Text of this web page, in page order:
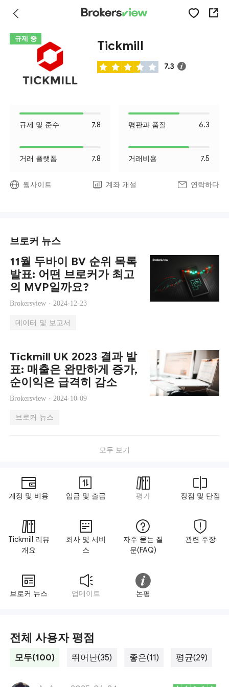
규제 중 Tickmill
7.3
규제 및 준수 7.8 평판과 품질 6.3
거래 플랫폼 7.8 거래비용 7.5
웹사이트 계좌 개설 연락하다
브로커 뉴스
11월 두바이 BV 순위 목록
발표: 어떤 브로커가 최고
의 MVP일까요?
Brokersview · 2024-12-23
데이터 및 보고서
Tickmill UK 2023 결과 발
표: 매출은 완만하게 증가,
순이익은 급격히 감소
Brokersview · 2024-10-09
브로커 뉴스
모두 보기
계정 및 비용 입금 및 출금 평가 장점 및 단점
Tickmill 리뷰
개요
회사 및 서비
스
자주 묻는 질
문(FAQ)
관련 주장
브로커 뉴스 업데이트 논평
전체 사용자 평점
모두(100) 뛰어난(35) 좋은(11) 평균(29)